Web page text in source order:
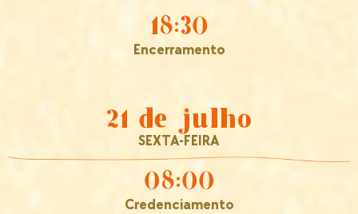
18:30
Encerramento
21 de julho
SEXTA-FEIRA
08:00
Credenciamento